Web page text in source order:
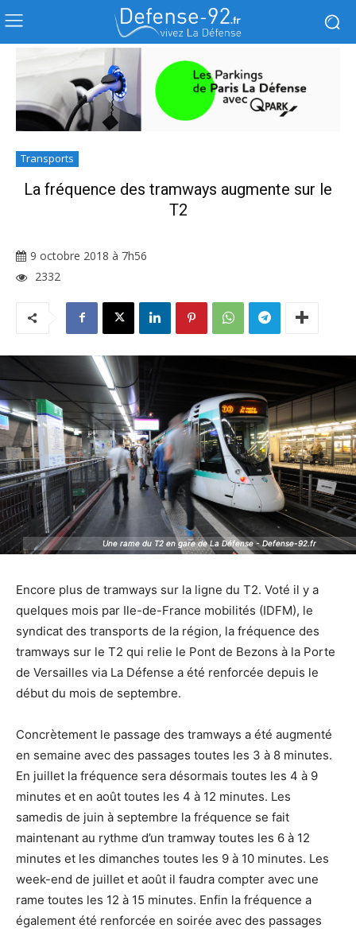
Transports
La fréquence des tramways augmente sur le
T2
9 octobre 2018 à 7h56
2332
Une rame du T2 en gare de La Défense - Defense-92.fr
Une rame du T2 en gare de La Défense - Defense-92.fr
Encore plus de tramways sur la ligne du T2. Voté il y a
quelques mois par Ile-de-France mobilités (IDFM), le
syndicat des transports de la région, la fréquence des
tramways sur le T2 qui relie le Pont de Bezons à la Porte
de Versailles via La Défense a été renforcée depuis le
début du mois de septembre.
Concrètement le passage des tramways a été augmenté
en semaine avec des passages toutes les 3 à 8 minutes.
En juillet la fréquence sera désormais toutes les 4 à 9
minutes et en août toutes les 4 à 12 minutes. Les
samedis de juin à septembre la fréquence se fait
maintenant au rythme d’un tramway toutes les 6 à 12
minutes et les dimanches toutes les 9 à 10 minutes. Les
week-end de juillet et août il faudra compter avec une
rame toutes les 12 à 15 minutes. Enfin la fréquence a
également été renforcée en soirée avec des passages